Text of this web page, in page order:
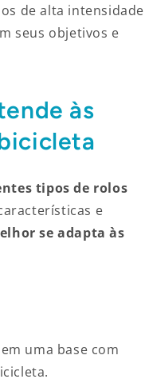
de alta intensidade
seus objetivos e
às
tipos de rolos
e
se adapta às
uma base com